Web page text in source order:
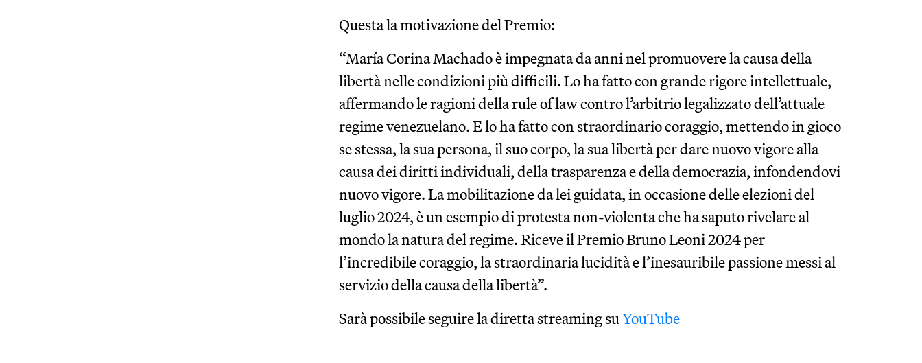
Questa la motivazione del Premio:
“María Corina Machado è impegnata da anni nel promuovere la causa della
libertà nelle condizioni più difficili. Lo ha fatto con grande rigore intellettuale,
affermando le ragioni della rule of law contro l’arbitrio legalizzato dell’attuale
regime venezuelano. E lo ha fatto con straordinario coraggio, mettendo in gioco
se stessa, la sua persona, il suo corpo, la sua libertà per dare nuovo vigore alla
causa dei diritti individuali, della trasparenza e della democrazia, infondendovi
nuovo vigore. La mobilitazione da lei guidata, in occasione delle elezioni del
luglio 2024, è un esempio di protesta non-violenta che ha saputo rivelare al
mondo la natura del regime. Riceve il Premio Bruno Leoni 2024 per
l’incredibile coraggio, la straordinaria lucidità e l’inesauribile passione messi al
servizio della causa della libertà”.
Sarà possibile seguire la diretta streaming suYouTube